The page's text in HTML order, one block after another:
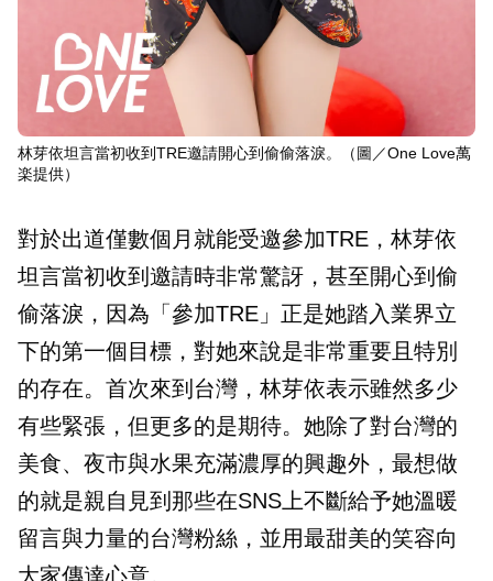
林芽依坦言當初收到TRE邀請開心到偷偷落淚。（圖／One Love萬
楽提供）
對於出道僅數個月就能受邀參加TRE，林芽依
坦言當初收到邀請時非常驚訝，甚至開心到偷
偷落淚，因為「參加TRE」正是她踏入業界立
下的第一個目標，對她來說是非常重要且特別
的存在。首次來到台灣，林芽依表示雖然多少
有些緊張，但更多的是期待。她除了對台灣的
美食、夜市與水果充滿濃厚的興趣外，最想做
的就是親自見到那些在SNS上不斷給予她溫暖
留言與力量的台灣粉絲，並用最甜美的笑容向
大家傳達心意。